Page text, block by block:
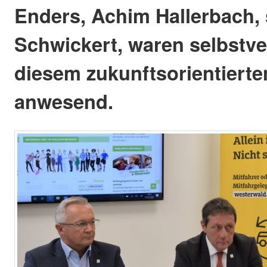
Enders, Achim
Schwickert, waren
diesem
anwesend.